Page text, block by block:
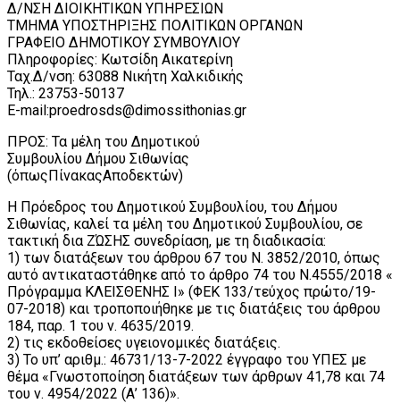
Δ/ΝΣΗ ΔΙΟΙΚΗΤΙΚΩΝ ΥΠΗΡΕΣΙΩΝ
ΤΜΗΜΑ ΥΠΟΣΤΗΡΙΞΗΣ ΠΟΛΙΤΙΚΩΝ ΟΡΓΑΝΩΝ
ΓΡΑΦΕΙΟ ΔΗΜΟΤΙΚΟΥ ΣΥΜΒΟΥΛΙΟΥ
Πληροφορίες: Κωτσίδη Αικατερίνη
Ταχ.Δ/νση: 63088 Νικήτη Χαλκιδικής
Τηλ.: 23753-50137
E-mail:proedrosds@dimossithonias.gr
ΠΡΟΣ: Τα μέλη του Δημοτικού
Συμβουλίου Δήμου Σιθωνίας
(όπωςΠίνακαςΑποδεκτών)
Η Πρόεδρος του Δημοτικού Συμβουλίου, του Δήμου
Σιθωνίας, καλεί τα μέλη του Δημοτικού Συμβουλίου, σε
τακτική δια ΖΏΣΗΣ συνεδρίαση, με τη διαδικασία:
1) των διατάξεων του άρθρου 67 του Ν. 3852/2010, όπως
αυτό αντικαταστάθηκε από το άρθρο 74 του Ν.4555/2018 «
Πρόγραμμα ΚΛΕΙΣΘΕΝΗΣ Ι» (ΦΕΚ 133/τεύχος πρώτο/19-
07-2018) και τροποποιήθηκε με τις διατάξεις του άρθρου
184, παρ. 1 του ν. 4635/2019.
2) τις εκδοθείσες υγειονομικές διατάξεις.
3) Το υπ’ αριθμ.: 46731/13-7-2022 έγγραφο του ΥΠΕΣ με
θέμα «Γνωστοποίηση διατάξεων των άρθρων 41,78 και 74
του ν. 4954/2022 (Α’ 136)».